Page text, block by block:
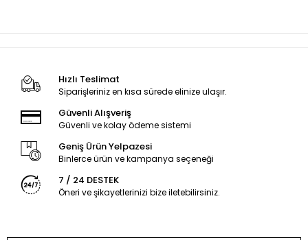
Hızlı Teslimat
Siparişleriniz en kısa sürede elinize ulaşır.
Güvenli Alışveriş
Güvenli ve kolay ödeme sistemi
Geniş Ürün Yelpazesi
Binlerce ürün ve kampanya seçeneği
7 / 24 DESTEK
Öneri ve şikayetlerinizi bize iletebilirsiniz.